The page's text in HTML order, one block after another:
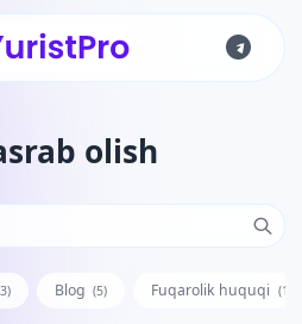
olish
Blog (5) Fuqarolik huquqi